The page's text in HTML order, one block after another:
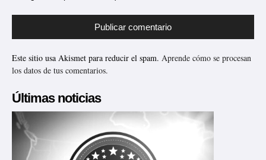
Este sitio usa Akismet para reducir el spam. Aprende cómo se procesan
los datos de tus comentarios.
Últimas noticias